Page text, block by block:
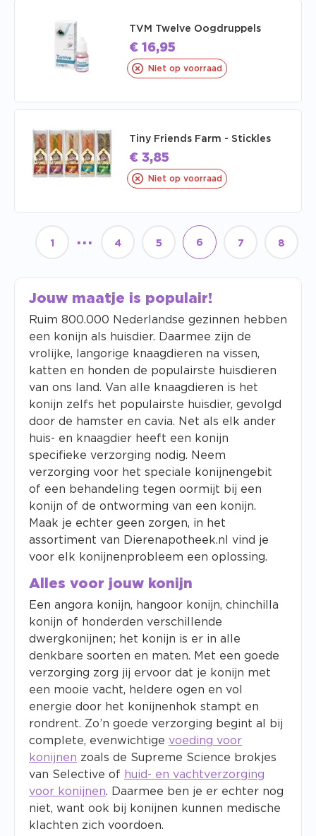
TVM Twelve Oogdruppels
€ 16,95
Niet op voorraad
Tiny Friends Farm - Stickles
€ 3,85
Niet op voorraad
1 ... 4 5 6 7 8
Jouw maatje is populair!
Ruim 800.000 Nederlandse gezinnen hebben
een konijn als huisdier. Daarmee zijn de
vrolijke, langorige knaagdieren na vissen,
katten en honden de populairste huisdieren
van ons land. Van alle knaagdieren is het
konijn zelfs het populairste huisdier, gevolgd
door de hamster en cavia. Net als elk ander
huis- en knaagdier heeft een konijn
specifieke verzorging nodig. Neem
verzorging voor het speciale konijnengebit
of een behandeling tegen oormijt bij een
konijn of de ontworming van een konijn.
Maak je echter geen zorgen, in het
assortiment van Dierenapotheek.nl vind je
voor elk konijnenprobleem een oplossing.
Alles voor jouw konijn
Een angora konijn, hangoor konijn, chinchilla
konijn of honderden verschillende
dwergkonijnen; het konijn is er in alle
denkbare soorten en maten. Met een goede
verzorging zorg jij ervoor dat je konijn met
een mooie vacht, heldere ogen en vol
energie door het konijnenhok stampt en
rondrent. Zo’n goede verzorging begint al bij
complete, evenwichtige voeding voor
konijnen zoals de Supreme Science brokjes
van Selective of huid- en vachtverzorging
voor konijnen. Daarmee ben je er echter nog
niet, want ook bij konijnen kunnen medische
klachten zich voordoen.